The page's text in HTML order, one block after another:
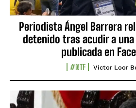
Periodista Ángel Barrera
detenido tras acudir a
publicada en
#NTF Víctor Loor